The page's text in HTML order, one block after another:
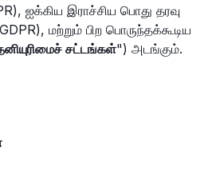
ஐக்கிய இராச்சிய பொது தரவு
மற்றும் பிற பொருந்தக்கூடிய
சட்டங்கள்") அடங்கும்.